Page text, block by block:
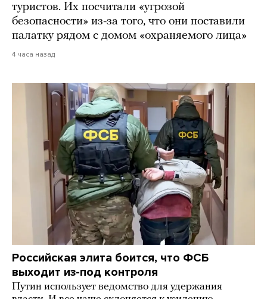
туристов. Их посчитали «угрозой
безопасности» из-за того, что они поставили
палатку рядом с домом «охраняемого лица»
4 часа назад
Российская элита боится, что ФСБ
выходит из-под контроля
Путин использует ведомство для удержания